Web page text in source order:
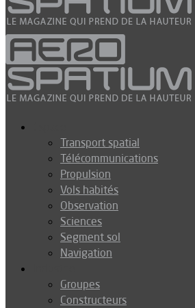
Transport spatial
Télécommunications
Propulsion
Vols habités
Observation
Sciences
Segment sol
Navigation
Groupes
Constructeurs